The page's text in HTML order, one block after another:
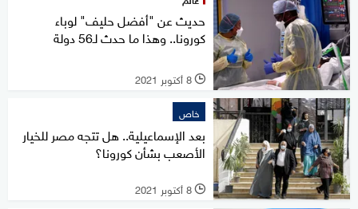
حديث عن "أفضل حليف" لوباء
كورونا.. وهذا ما حدث لـ56 دولة
l 8 أكتوبر 2021
خاص
بعد الإسماعيلية.. هل تتجه مصر للخيار
الأصعب بشأن كورونا؟
l 8 أكتوبر 2021